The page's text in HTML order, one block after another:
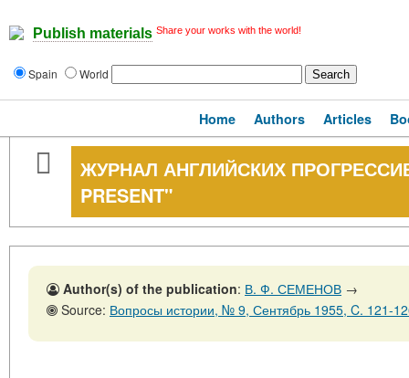
Publish materials Share your works with the world!
Spain World
Home Authors Articles
ЖУРНАЛ АНГЛИЙСКИХ
PRESENT"
Author(s) of the publication: В. Ф. СЕМЕНОВ →
Source: Вопросы истории, № 9, Сентябрь 1955, C. 121-